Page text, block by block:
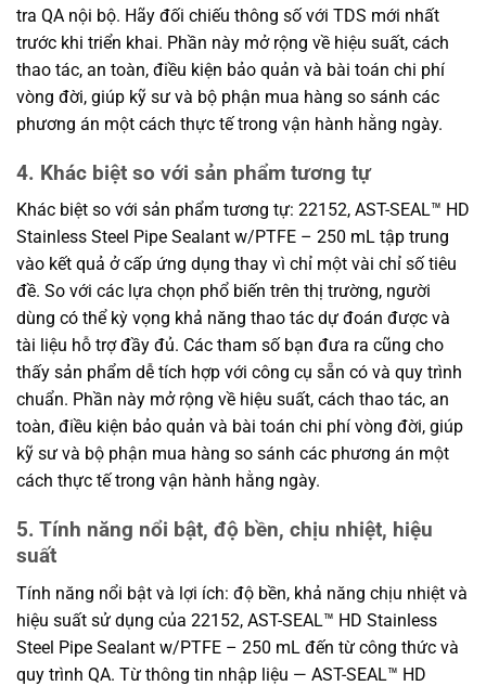
tra QA nội bộ. Hãy đối chiếu thông số với TDS mới nhất
trước khi triển khai. Phần này mở rộng về hiệu suất, cách
thao tác, an toàn, điều kiện bảo quản và bài toán chi phí
vòng đời, giúp kỹ sư và bộ phận mua hàng so sánh các
phương án một cách thực tế trong vận hành hằng ngày.
4. Khác biệt so với sản phẩm tương tự
Khác biệt so với sản phẩm tương tự: 22152, AST-SEAL™ HD
Stainless Steel Pipe Sealant w/PTFE – 250 mL tập trung
vào kết quả ở cấp ứng dụng thay vì chỉ một vài chỉ số tiêu
đề. So với các lựa chọn phổ biến trên thị trường, người
dùng có thể kỳ vọng khả năng thao tác dự đoán được và
tài liệu hỗ trợ đầy đủ. Các tham số bạn đưa ra cũng cho
thấy sản phẩm dễ tích hợp với công cụ sẵn có và quy trình
chuẩn. Phần này mở rộng về hiệu suất, cách thao tác, an
toàn, điều kiện bảo quản và bài toán chi phí vòng đời, giúp
kỹ sư và bộ phận mua hàng so sánh các phương án một
cách thực tế trong vận hành hằng ngày.
5. Tính năng nổi bật, độ bền, chịu nhiệt, hiệu
suất
Tính năng nổi bật và lợi ích: độ bền, khả năng chịu nhiệt và
hiệu suất sử dụng của 22152, AST-SEAL™ HD Stainless
Steel Pipe Sealant w/PTFE – 250 mL đến từ công thức và
quy trình QA. Từ thông tin nhập liệu — AST-SEAL™ HD